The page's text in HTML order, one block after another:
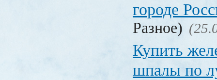
городе
Разное)
Купить
шпалы по